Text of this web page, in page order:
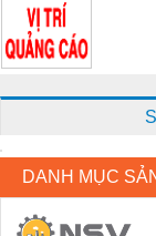
DANH MỤC